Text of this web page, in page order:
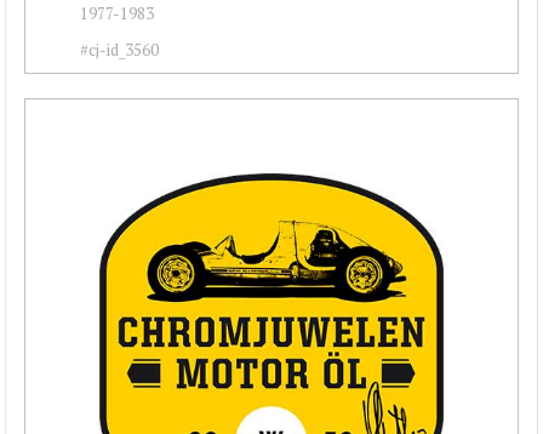
1977-1983
#cj-id_3560